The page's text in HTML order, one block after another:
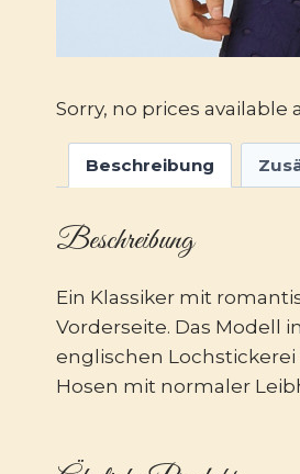
Sorry, no prices available
Beschreibung
Beschreibung
Ein Klassiker mit
Vorderseite. Das Modell
englischen Lochstickerei
Hosen mit normaler